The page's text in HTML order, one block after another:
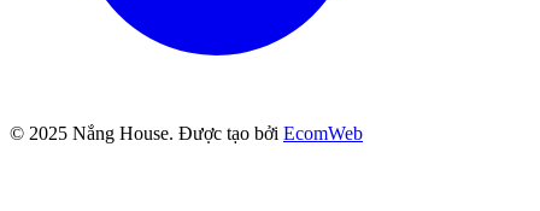
© 2025 Nắng House. Được tạo bởi EcomWeb